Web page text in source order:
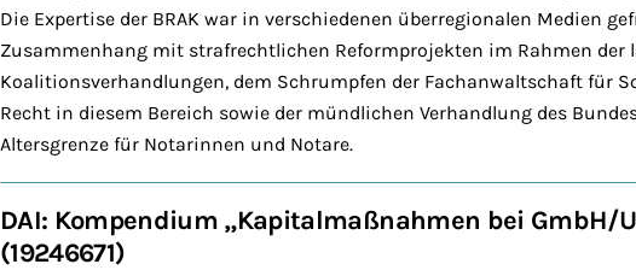
Die Expertise der BRAK war in verschiedenen überregionalen Medien
Zusammenhang mit strafrechtlichen Reformprojekten im Rahmen der
Koalitionsverhandlungen, dem Schrumpfen der Fachanwaltschaft für
Recht in diesem Bereich sowie der mündlichen Verhandlung des
Altersgrenze für Notarinnen und Notare.
DAI: Kompendium „Kapitalmaßnahmen bei GmbH/
(19246671)